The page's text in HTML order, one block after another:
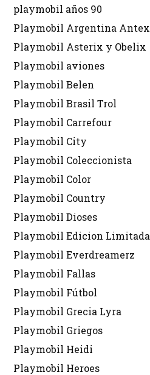
playmobil años 90
Playmobil Argentina Antex
Playmobil Asterix y Obelix
Playmobil aviones
Playmobil Belen
Playmobil Brasil Trol
Playmobil Carrefour
Playmobil City
Playmobil Coleccionista
Playmobil Color
Playmobil Country
Playmobil Dioses
Playmobil Edicion Limitada
Playmobil Everdreamerz
Playmobil Fallas
Playmobil Fútbol
Playmobil Grecia Lyra
Playmobil Griegos
Playmobil Heidi
Playmobil Heroes